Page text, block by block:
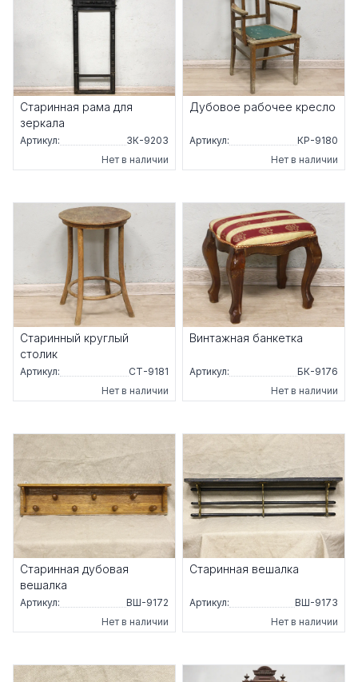
Старинная рама для
зеркала
Артикул:
ЗК-9203
Нет в наличии
Дубовое рабочее кресло
Артикул:
КР-9180
Нет в наличии
Старинный круглый
столик
Артикул:
СТ-9181
Нет в наличии
Винтажная банкетка
Артикул:
БК-9176
Нет в наличии
Старинная дубовая
вешалка
Артикул:
ВШ-9172
Нет в наличии
Старинная вешалка
Артикул:
ВШ-9173
Нет в наличии